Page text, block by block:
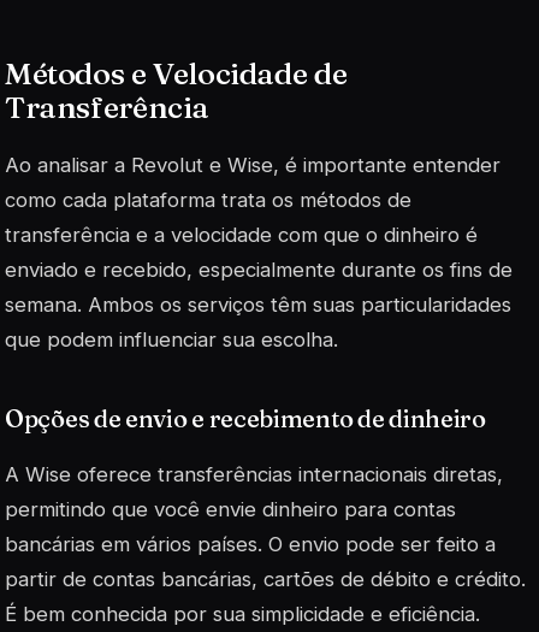
Métodos e Velocidade de
Transferência
Ao analisar a Revolut e Wise, é importante entender
como cada plataforma trata os métodos de
transferência e a velocidade com que o dinheiro é
enviado e recebido, especialmente durante os fins de
semana. Ambos os serviços têm suas particularidades
que podem influenciar sua escolha.
Opções de envio e recebimento de dinheiro
A Wise oferece transferências internacionais diretas,
permitindo que você envie dinheiro para contas
bancárias em vários países. O envio pode ser feito a
partir de contas bancárias, cartões de débito e crédito.
É bem conhecida por sua simplicidade e eficiência.